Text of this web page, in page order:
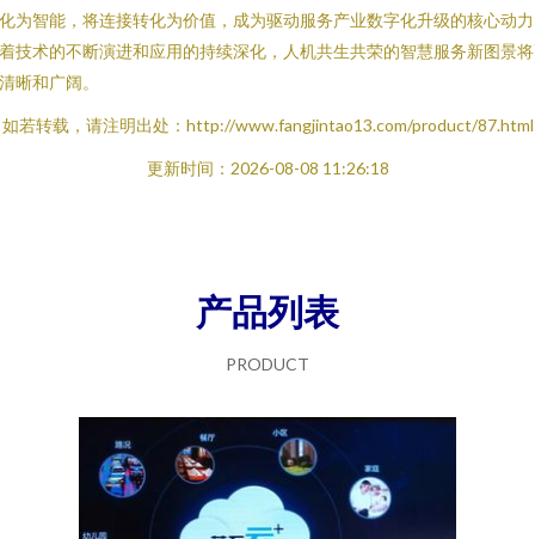
为智能，将连接转化为价值，成为驱动服务产业数字化升级的核心动
技术的不断演进和应用的持续深化，人机共生共荣的智慧服务新图景
晰和广阔。
如若转载，请注明出处：http://www.fangjintao13.com/product/87.html
更新时间：2026-08-08 11:26:18
产品列表
PRODUCT